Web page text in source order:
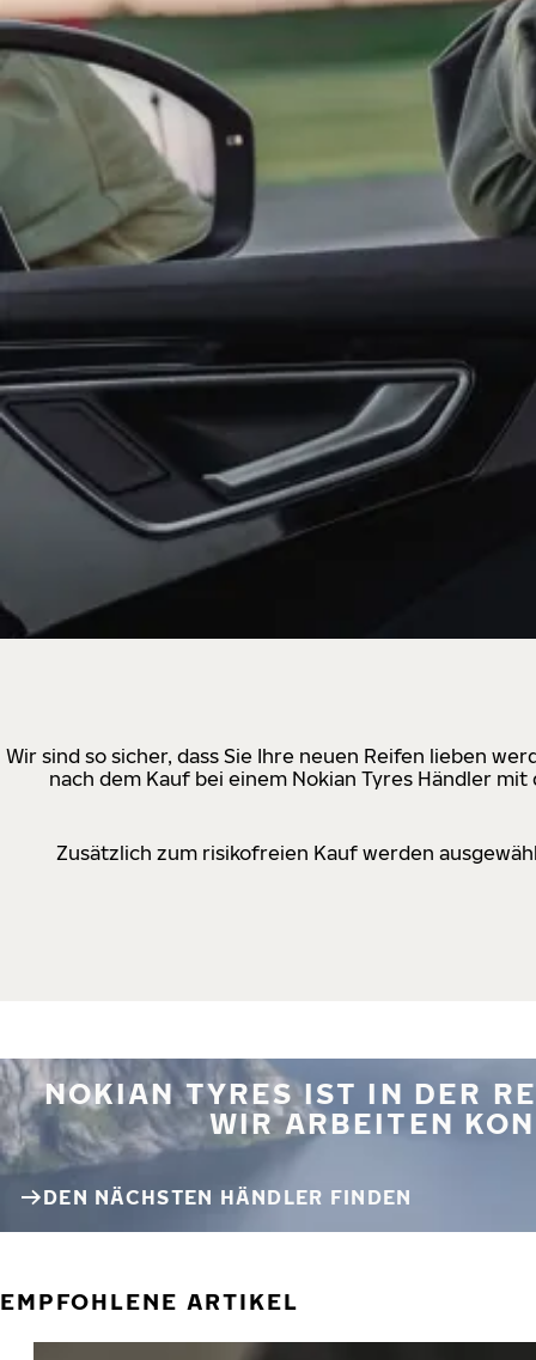
Wir sind so sicher, dass Sie Ihre neuen Reifen lieben
nach dem Kauf bei einem Nokian Tyres Händler
Zusätzlich zum risikofreien Kauf werden
NOKIAN TYRES IST IN DER
WIR ARBEITEN
DEN NÄCHSTEN HÄNDLER FINDEN
EMPFOHLENE ARTIKEL